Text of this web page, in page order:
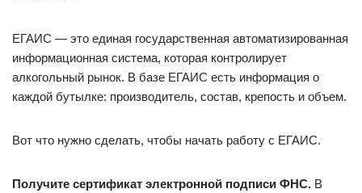
ЕГАИС — это единая государственная автоматизированная
информационная система, которая контролирует
алкогольный рынок. В базе ЕГАИС есть информация о
каждой бутылке: производитель, состав, крепость и объем.
Вот что нужно сделать, чтобы начать работу с ЕГАИС.
Получите сертификат электронной подписи ФНС. В